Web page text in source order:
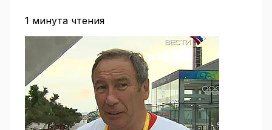
1 минута чтения